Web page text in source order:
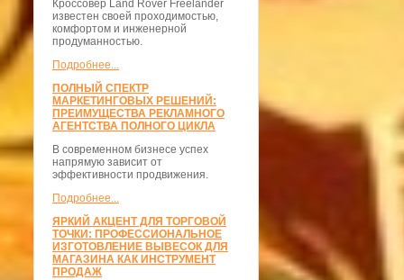
Кроссовер Land Rover Freelander
известен своей проходимостью,
комфортом и инженерной
продуманностью.
Подробнее...
ПОЛНЫЙ СПЕКТР
МАРКЕТИНГОВЫХ РЕШЕНИЙ:
ПРЕИМУЩЕСТВА РЕКЛАМНОГО
АГЕНТСТВА ПОЛНОГО ЦИКЛА
В современном бизнесе успех
напрямую зависит от
эффективности продвижения.
Подробнее...
ЯРКИЙ АКЦЕНТ ДЛЯ ТОРГОВОЙ
ТОЧКИ: ПРОФЕССИОНАЛЬНОЕ
ИЗГОТОВЛЕНИЕ ВЫВЕСОК ДЛЯ
МАГАЗИНА КАК ИНСТРУМЕНТ
ПРОДАЖ